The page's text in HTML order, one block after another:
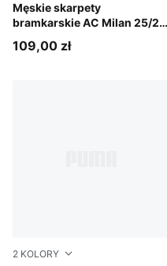
Męskie skarpety
bramkarskie AC Milan 25/26
PUMA Black-Shadow Gray
109,00 zł
2 KOLORY